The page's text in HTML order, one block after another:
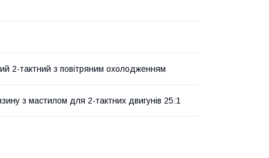
2-тактний з повітряним охолодженням
з мастилом для 2-тактних двигунів 25:1